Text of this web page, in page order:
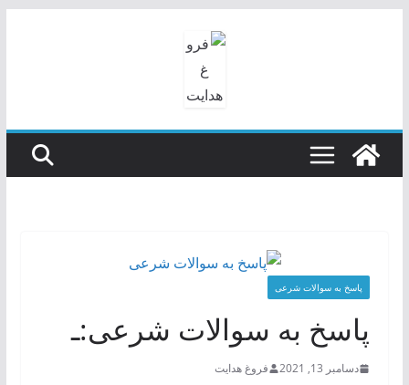
پاسخ به سوالات شرعی
پاسخ به سوالات شرعی:ـ
دسامبر 13, 2021 فروغ هدایت